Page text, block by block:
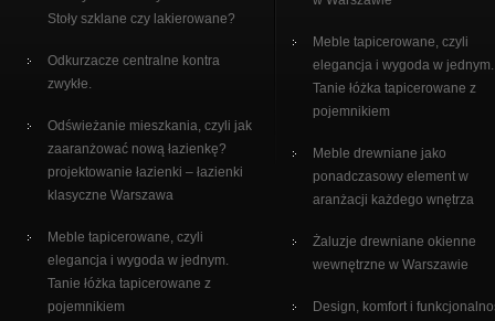
Stoły szklane czy lakierowane?
Odkurzacze centralne kontra
zwykłe.
Odświeżanie mieszkania, czyli jak
zaaranżować nową łazienkę?
projektowanie łazienki – łazienki
klasyczne Warszawa
Meble tapicerowane, czyli
elegancja i wygoda w jednym.
Tanie łóżka tapicerowane z
pojemnikiem
Meble tapicerowane, czyli
elegancja i wygoda w jednym.
Tanie łóżka tapicerowane z
pojemnikiem
Meble drewniane jako
ponadczasowy element w
aranżacji każdego wnętrza
Żaluzje drewniane okienne
wewnętrzne w Warszawie
Design, komfort i